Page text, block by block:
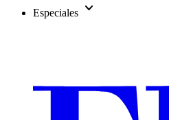
Especiales expand_more